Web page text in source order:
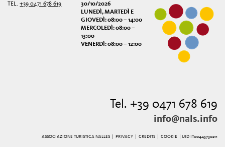
TEL.+39 0471 678 619
30/10/2026
LUNEDÌ, MARTEDÌ E
GIOVEDÌ: 08:00 – 14:00
MERCOLEDÌ: 08:00 –
13:00
VENERDÌ: 08:00 – 12:00
Tel. +39 0471 678 619
info@nals.info
ASSOCIAZIONE TURISTICA NALLES | PRIVACY| CREDITS| COOKIE | UID IT00445730211